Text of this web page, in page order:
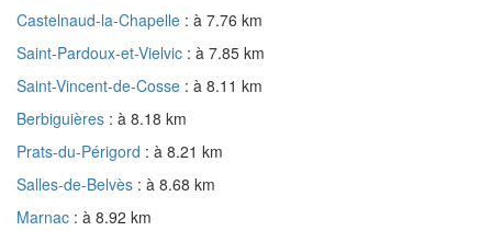
Castelnaud-la-Chapelle : à 7.76 km
Saint-Pardoux-et-Vielvic : à 7.85 km
Saint-Vincent-de-Cosse : à 8.11 km
Berbiguières : à 8.18 km
Prats-du-Périgord : à 8.21 km
Salles-de-Belvès : à 8.68 km
Marnac : à 8.92 km